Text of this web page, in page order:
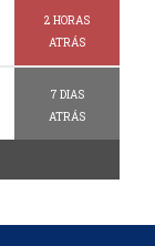
2 HORAS
ATRÁS
7 DIAS
ATRÁS